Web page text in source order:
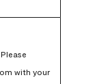
with your